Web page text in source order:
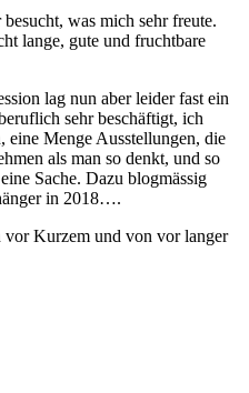
was mich sehr freute.
lange, gute und fruchtbare
lag nun aber leider fast ein
sehr beschäftigt, ich
eine Menge Ausstellungen, die
als man so denkt, und so
Sache. Dazu blogmässig
in 2018….
Kurzem und von vor langer